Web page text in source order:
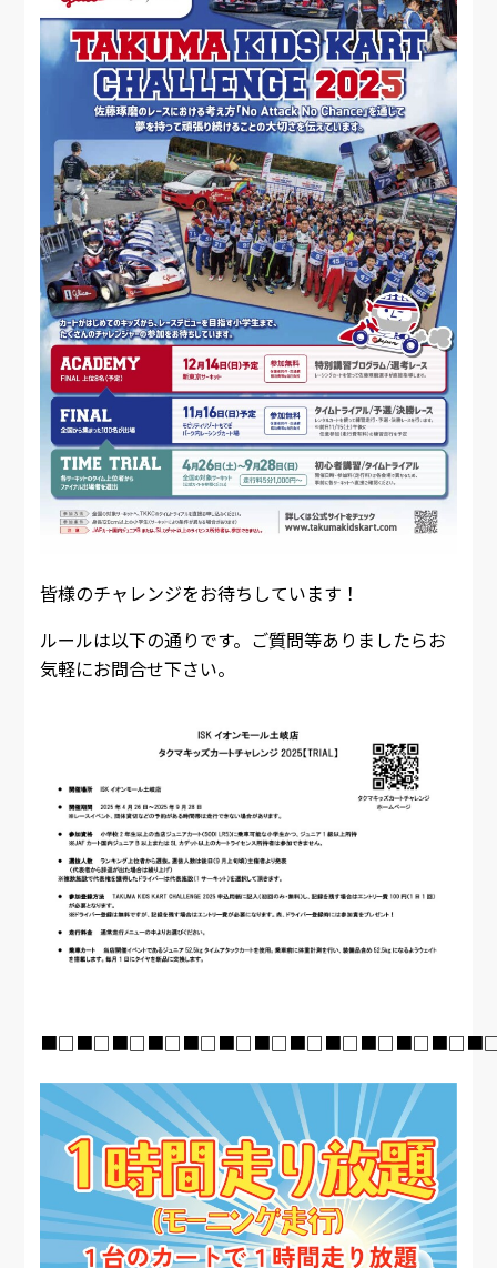
皆様のチャレンジをお待ちしています！
ルールは以下の通りです。ご質問等ありましたらお
気軽にお問合せ下さい。